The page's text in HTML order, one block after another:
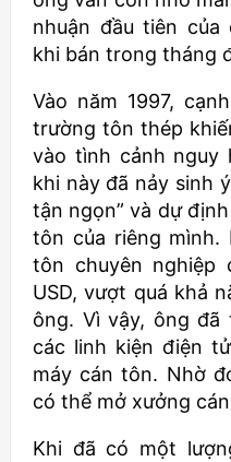
nhuận đầu tiên
khi bán trong tháng
Vào năm 1997,
trường tôn thép
vào tình cảnh nguy
khi này đã nảy sinh
tận ngọn” và dự
tôn của riêng mình.
tôn chuyên nghiệp
USD, vượt quá khả
ông. Vì vậy, ông đã
các linh kiện điện
máy cán tôn. Nhờ
có thể mở xưởng
Khi đã có một